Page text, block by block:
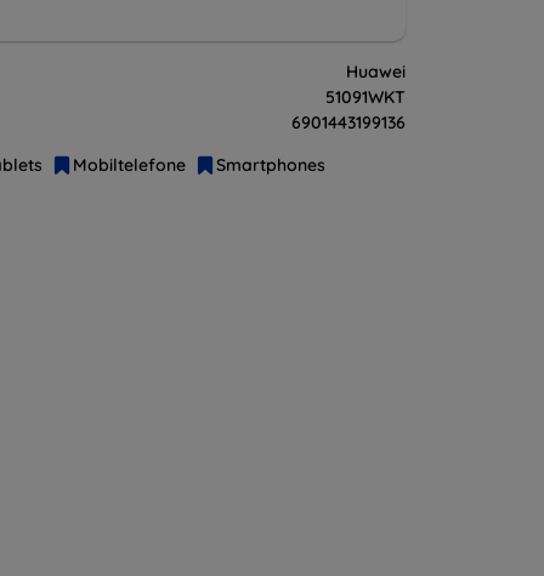
Huawei
51091WKT
6901443199136
Mobiltelefone Smartphones